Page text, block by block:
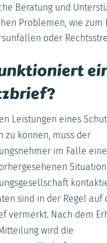
Beratung und
Problemen, wie zum
oder
Leistungen eines
zu können, muss der
im Falle
sind in der Regel auf
vermerkt. Nach dem
wird die